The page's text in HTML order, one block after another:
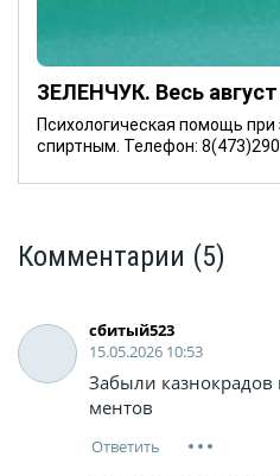
ЗЕЛЕНЧУК. Весь
Психологическая помощь при
спиртным. Телефон:
Комментарии (5)
сбитый523
15.05.2026 10:53
Забыли
ментов